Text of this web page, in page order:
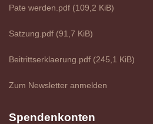
Pate werden.pdf (109,2 KiB)
Satzung.pdf (91,7 KiB)
Beitrittserklaerung.pdf (245,1 KiB)
Zum Newsletter anmelden
Spendenkonten